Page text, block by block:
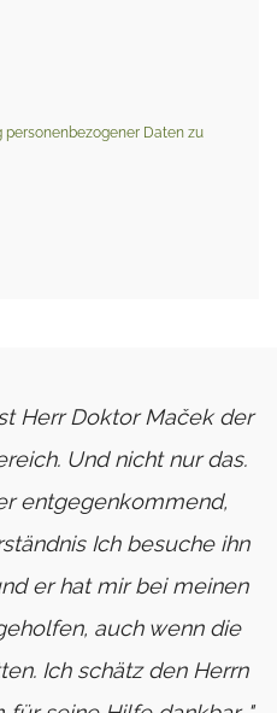
personenbezogener Daten zu
Herr Doktor Maček der
Und nicht nur das.
entgegenkommend,
Ich besuche ihn
er hat mir bei meinen
auch wenn die
Ich schätz den Herrn